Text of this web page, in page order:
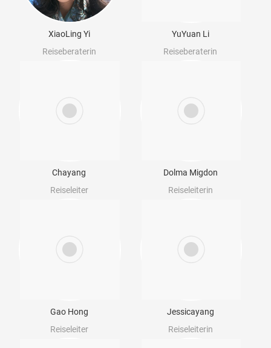
XiaoLing Yi
Reiseberaterin
YuYuan Li
Reiseberaterin
Chayang
Reiseleiter
Dolma Migdon
Reiseleiterin
Gao Hong
Reiseleiter
Jessicayang
Reiseleiterin